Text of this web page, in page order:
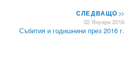
СЛЕДВАЩО>>
02 Януари 2016
Събития и годишнини през 2016 г.